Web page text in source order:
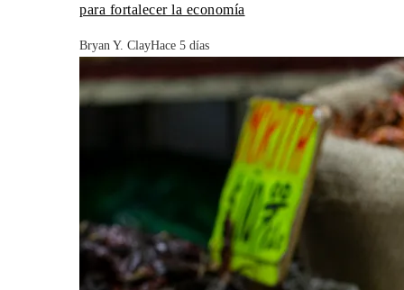
para fortalecer la economía
Bryan Y. ClayHace 5 días